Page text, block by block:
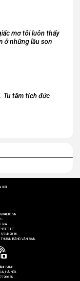
mơ tôi luôn thấy
ở những lầu son
Tu tâm tích đức
BỞI
GIẢ.
BTTTT
05/04/2016.
BẰNG VĂN BẢN.
VINH
HÀ NỘI.